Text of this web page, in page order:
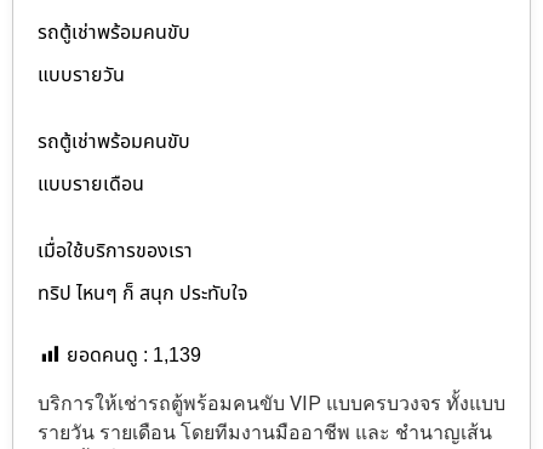
รถตู้เช่าพร้อมคนขับ
แบบรายวัน
รถตู้เช่าพร้อมคนขับ
แบบรายเดือน
เมื่อใช้บริการของเรา
ทริป ไหนๆ ก็ สนุก ประทับใจ
ยอดคนดู : 1,139
บริการให้เช่ารถตู้พร้อมคนขับ VIP แบบครบวงจร ทั้งแบบ
รายวัน รายเดือน โดยทีมงานมืออาชีพ และ ชำนาญเส้น